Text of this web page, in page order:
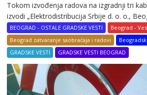
Tokom izvođenja radova na izgradnji tri
izvodi „Elektrodistribucija Srbije d. o. o.,
BEOGRAD - OSTALE GRADSKE VESTI
Beograd -
Beograd zatvaranje saobraćaja i radovi
GRADSKE VESTI
GRADSKE VESTI BEOGRAD